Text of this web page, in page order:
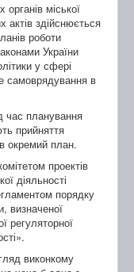
міської
актів здійснюється
роботи
України
у сфері
самоврядування в
час планування
прийняття
окремий план.
проектів
діяльності
порядку
визначеної
регуляторної
виконкому